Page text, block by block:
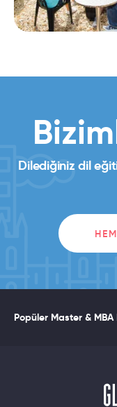
Dilediğiniz dil
Popüler Master & MBA